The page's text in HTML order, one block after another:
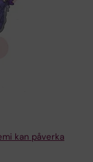
kan påverka